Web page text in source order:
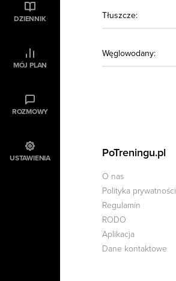
DZIENNIK
MÓJ PLAN
ROZMOWY
USTAWIENIA
Tłuszcze:
Węglowodany:
PoTreningu.pl
O nas
Polityka prywatności
Regulamin
RODO
Aplikacja
Dane kontaktowe